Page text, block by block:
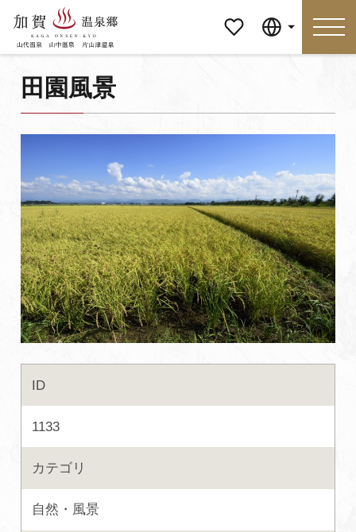
ージ
おすすめの過ごし方
見どころ 食べる
おみやげ イベント
泊まる アクセス
マイページ
加賀に泊まって！北陸巡り♪
ご当地グルメ
Language
田園風景
ID
1133
カテゴリ
自然・風景